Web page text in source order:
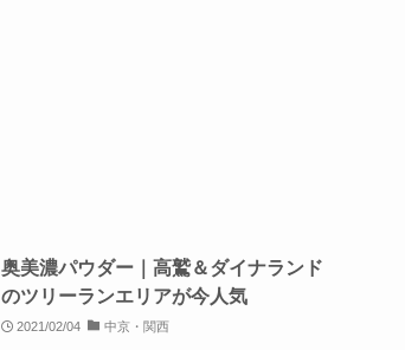
奥美濃パウダー｜高鷲＆ダイナランド
のツリーランエリアが今人気
2021/02/04 中京・関西